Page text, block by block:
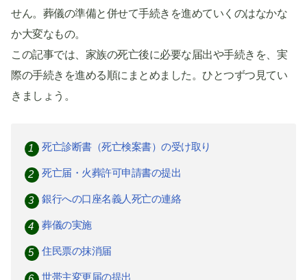
せん。葬儀の準備と併せて手続きを進めていくのはなかな
か大変なもの。
この記事では、家族の死亡後に必要な届出や手続きを、実
際の手続きを進める順にまとめました。ひとつずつ見てい
きましょう。
死亡診断書（死亡検案書）の受け取り
死亡届・火葬許可申請書の提出
銀行への口座名義人死亡の連絡
葬儀の実施
住民票の抹消届
世帯主変更届の提出